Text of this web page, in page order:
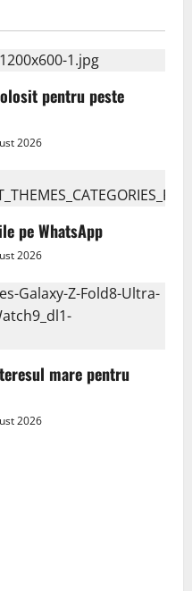
pentru peste
2026
pe WhatsApp
2026
mare pentru
2026